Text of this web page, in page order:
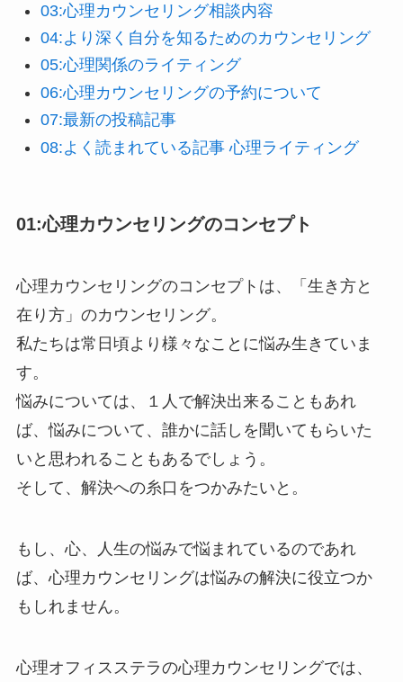
03:心理カウンセリング相談内容
04:より深く自分を知るためのカウンセリング
05:心理関係のライティング
06:心理カウンセリングの予約について
07:最新の投稿記事
08:よく読まれている記事 心理ライティング
01:心理カウンセリングのコンセプト
心理カウンセリングのコンセプトは、「生き方と
在り方」のカウンセリング。
私たちは常日頃より様々なことに悩み生きていま
す。
悩みについては、１人で解決出来ることもあれ
ば、悩みについて、誰かに話しを聞いてもらいた
いと思われることもあるでしょう。
そして、解決への糸口をつかみたいと。
もし、心、人生の悩みで悩まれているのであれ
ば、心理カウンセリングは悩みの解決に役立つか
もしれません。
心理オフィスステラの心理カウンセリングでは、